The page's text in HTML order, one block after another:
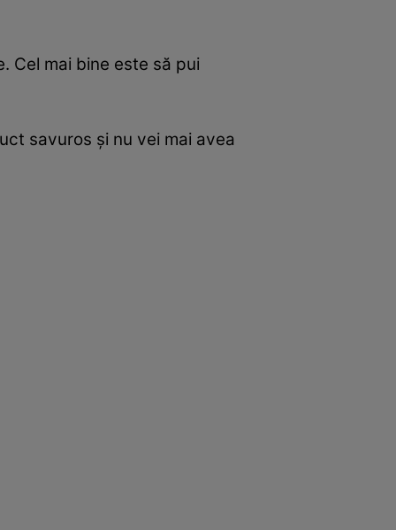
Cel mai bine este să pui
savuros şi nu vei mai avea